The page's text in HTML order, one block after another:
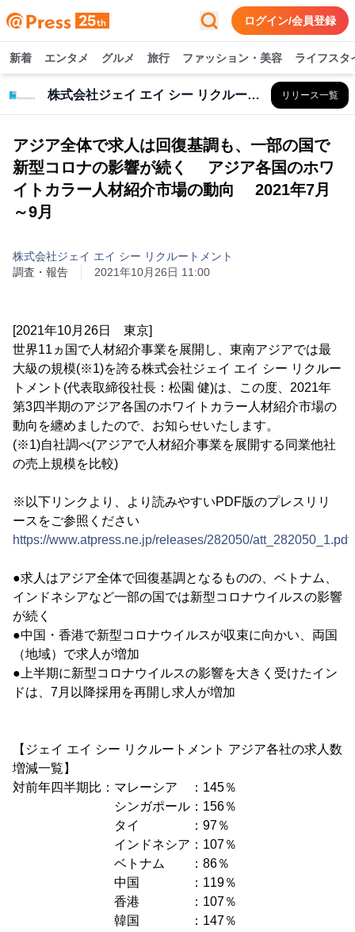
ログイン/会員登録
新着 エンタメ グルメ 旅行 ファッション・美容 ライフスタ
株式会社ジェイ エイ シー リクルートメント リリース一覧
アジア全体で求人は回復基調も、一部の国で
新型コロナの影響が続く アジア各国のホワ
イトカラー人材紹介市場の動向 2021年7月
～9月
株式会社ジェイ エイ シー リクルートメント
調査・報告
2021年10月26日 11:00
[2021年10月26日 東京]
世界11ヵ国で人材紹介事業を展開し、東南アジアでは最
大級の規模(※1)を誇る株式会社ジェイ エイ シー リクルー
トメント(代表取締役社長：松園 健)は、この度、2021年
第3四半期のアジア各国のホワイトカラー人材紹介市場の
動向を纏めましたので、お知らせいたします。
(※1)自社調べ(アジアで人材紹介事業を展開する同業他社
の売上規模を比較)
※以下リンクより、より読みやすいPDF版のプレスリリ
ースをご参照ください
https://www.atpress.ne.jp/releases/282050/att_282050_1.pdf
●求人はアジア全体で回復基調となるものの、ベトナム、
インドネシアなど一部の国では新型コロナウイルスの影響
が続く
●中国・香港で新型コロナウイルスが収束に向かい、両国
（地域）で求人が増加
●上半期に新型コロナウイルスの影響を大きく受けたイン
ドは、7月以降採用を再開し求人が増加
【ジェイ エイ シー リクルートメント アジア各社の求人数
増減一覧】
対前年四半期比：マレーシア ：145％
シンガポール：156％
タイ ：97％
インドネシア：107％
ベトナム ：86％
中国 ：119％
香港 ：107％
韓国 ：147％